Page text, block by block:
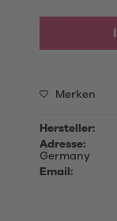
Merken
Hersteller:
Adresse:
Germany
Email: